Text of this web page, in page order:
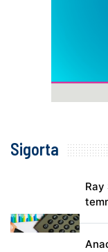
Sigorta
Ray